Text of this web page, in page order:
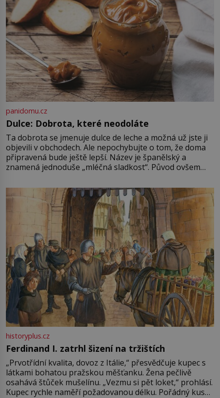
najdeme v rumunské vesnici
Sapanta, nedaleko hranic […]
panidomu.cz
Dulce: Dobrota, které neodoláte
Ta dobrota se jmenuje dulce de leche a možná už jste ji
objevili v obchodech. Ale nepochybujte o tom, že doma
připravená bude ještě lepší. Název je španělský a
znamená jednoduše „mléčná sladkost“. Původ ovšem
pře hned několik latinskoamerických zemí a k tomu
Francie, kde se traduje,
historyplus.cz
Ferdinand I. zatrhl šizení na tržištích
„Prvotřídní kvalita, dovoz z Itálie,“ přesvědčuje kupec s
látkami bohatou pražskou měšťanku. Žena pečlivě
osahává štůček mušelínu. „Vezmu si pět loket,“ prohlásí.
Kupec rychle naměří požadovanou délku. Pořádný kus